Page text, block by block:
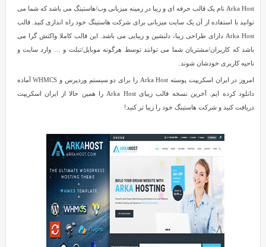
Arka Host نام یک قالب حرفه ای و زیبا در زمینه میزبانی وب/هاستینگ می باشد که شما می
توانید با استفاده از آن یک سایت میزبانی برای شرکت هاستینگ خود راه اندازی کنید. قالب
Arka Host دارای طراحی زیبا، دلنشین و زیبایی می باشد. این قالب کاملا واکنش گرا می
باشد که کاربران/مشتریان شما می توانند توسط هرگونه موبایل/تبلت و … وارد سایت و
ناحیه کاربری خودشان شوند.
امروز در ایران اسکریپت پوسته Arka Host را برای دو سیستم وردپرس و WHMCS آماده
دانلود کرده ایم. آخرین نسخه قالب زیبای Arka Host را همین حالا از ایران اسکریپت
دریافت کنید و شرکت هاستینگ خود را زیبا تر کنید!